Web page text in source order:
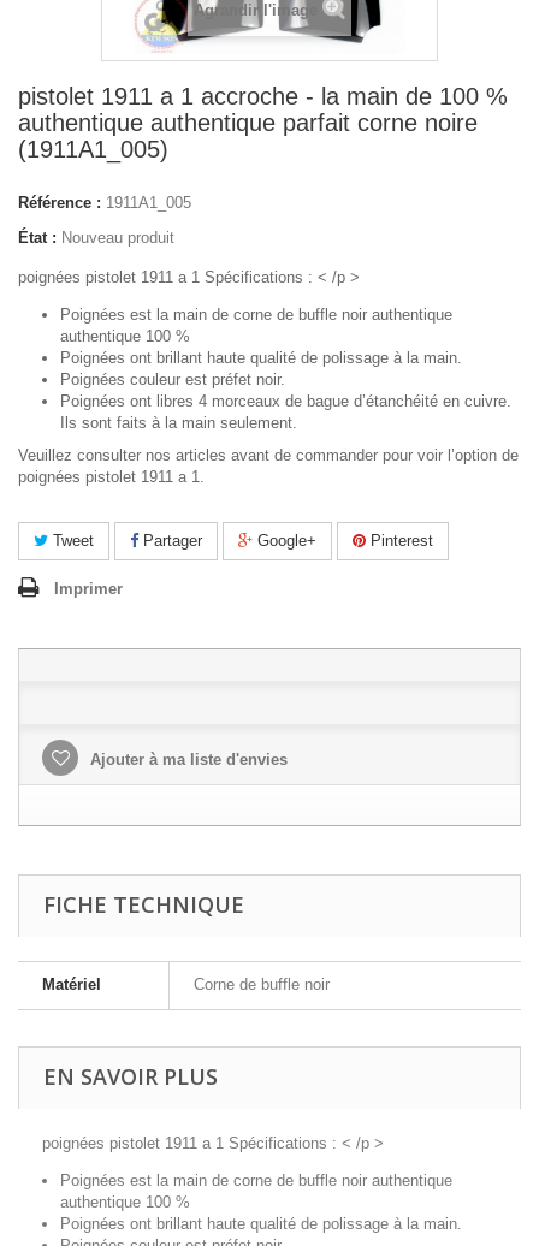
Agrandir l'image
pistolet 1911 a 1 accroche - la main de 100 %
authentique authentique parfait corne noire
(1911A1_005)
Référence : 1911A1_005
État : Nouveau produit
poignées pistolet 1911 a 1 Spécifications : < /p >
Poignées est la main de corne de buffle noir authentique
authentique 100 %
Poignées ont brillant haute qualité de polissage à la main.
Poignées couleur est préfet noir.
Poignées ont libres 4 morceaux de bague d’étanchéité en cuivre.
Ils sont faits à la main seulement.
Veuillez consulter nos articles avant de commander pour voir l’option de
poignées pistolet 1911 a 1.
Tweet Partager Google+ Pinterest
Imprimer
Ajouter à ma liste d'envies
FICHE TECHNIQUE
Matériel Corne de buffle noir
EN SAVOIR PLUS
poignées pistolet 1911 a 1 Spécifications : < /p >
Poignées est la main de corne de buffle noir authentique
authentique 100 %
Poignées ont brillant haute qualité de polissage à la main.